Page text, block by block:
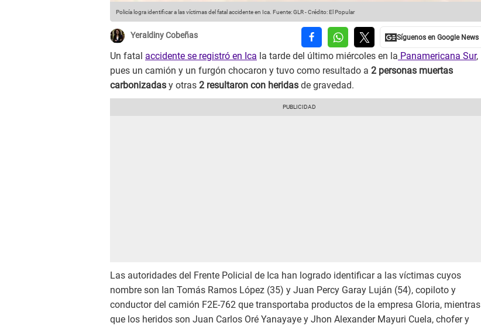
Policía logra identificar a las víctimas del fatal accidente en Ica. Fuente: GLR-Crédito: El Popular
Yeraldiny Cobeñas
Un fatal accidente se registró en Ica la tarde del último miércoles en la Panamericana Sur,
pues un camión y un furgón chocaron y tuvo como resultado a 2 personas muertas
carbonizadas y otras 2 resultaron con heridas de gravedad.
Las autoridades del Frente Policial de Ica han logrado identificar a las víctimas cuyos
nombre son Ian Tomás Ramos López (35) y Juan Percy Garay Luján (54), copiloto y
conductor del camión F2E-762 que transportaba productos de la empresa Gloria, mientras
que los heridos son Juan Carlos Oré Yanayaye y Jhon Alexander Mayuri Cuela, chofer y